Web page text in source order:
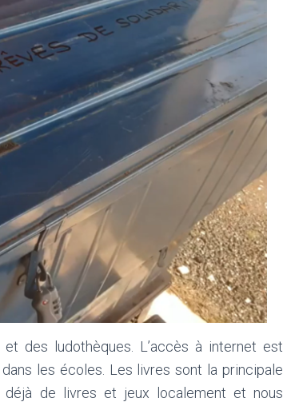
des ludothèques. L’accès à internet est
les écoles. Les livres sont la principale
déjà de livres et jeux localement et nous